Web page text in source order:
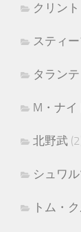
クリン
スティ
タラン
M・ナ
北野武
シュワ
トム・